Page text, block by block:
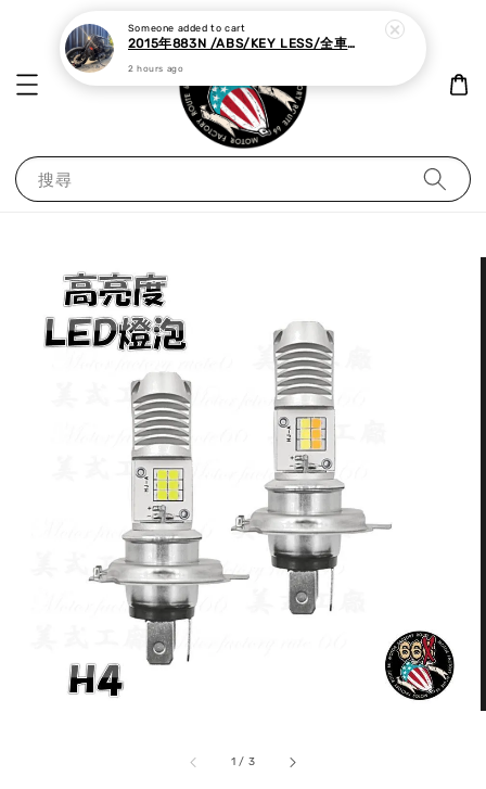
搜尋
1 / 3
Someone added to cart
2015年883N /ABS/KEY LESS/全車黑化,里程極少
2 hours ago